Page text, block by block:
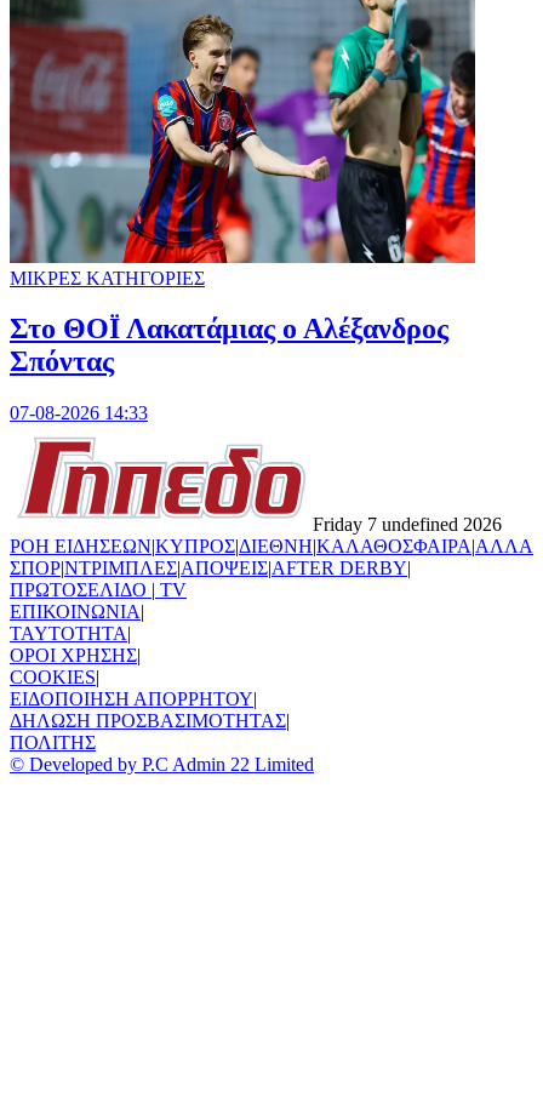
ΜΙΚΡΕΣ ΚΑΤΗΓΟΡΙΕΣ
Στο ΘΟΪ Λακατάμιας ο Αλέξανδρος
Σπόντας
07-08-2026 14:33
Friday 7 undefined 2026
ΡΟΗ ΕΙΔΗΣΕΩΝ|ΚΥΠΡΟΣ|ΔΙΕΘΝΗ|ΚΑΛΑΘΟΣΦΑΙΡΑ|ΑΛΛΑ
ΣΠΟΡ|ΝΤΡΙΜΠΛΕΣ|ΑΠΟΨΕΙΣ|AFTER DERBY|
ΠΡΩΤΟΣΕΛΙΔΟ | TV
ΕΠΙΚΟΙΝΩΝΙΑ|
TAYTOTHTA|
ΟΡΟΙ ΧΡΗΣΗΣ|
COOKIES|
ΕΙΔΟΠΟΙΗΣΗ ΑΠΟΡΡΗΤΟΥ|
ΔΗΛΩΣΗ ΠΡΟΣΒΑΣΙΜΟΤΗΤΑΣ|
ΠΟΛΙΤΗΣ
© Developed by P.C Admin 22 Limited